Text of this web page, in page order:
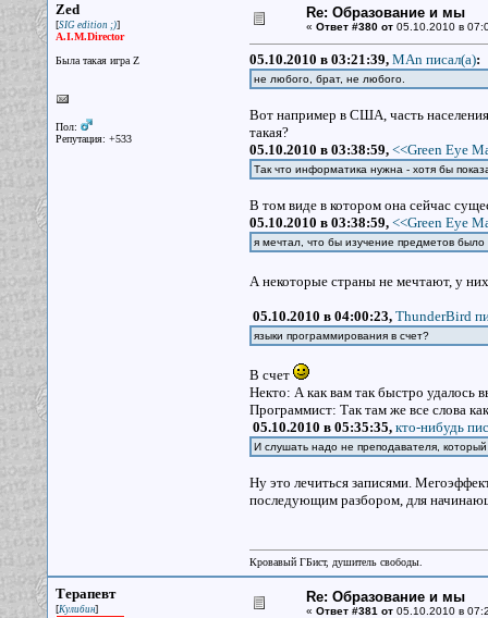
Zed
[SIG edition ;)]
A.I.M.Director
Была такая игра Z
Пол:
Репутация: +533
Re: Образование и мы
« Ответ #380 от05.10.2010 в
05.10.2010 в 03:21:39, MAn писал(a):
не любого, брат, не любого.
Вот например в США, часть
такая?
05.10.2010 в 03:38:59, <<Green Eye
Так что информатика нужна - хотя бы
В том виде в котором она сейчас
05.10.2010 в 03:38:59, <<Green Eye
я мечтал, что бы изучение предметов было
А некоторые страны не мечтают, у
05.10.2010 в 04:00:23, ThunderBird
языки программирования в счет?
В счет
Некто: А как вам так быстро удалось
Программист: Так там же все слова
05.10.2010 в 05:35:35, кто-нибудь
И слушать надо не преподавателя,
Ну это лечиться записями.
последующим разбором, для
Кровавый ГБист, душитель свободы.
Терапевт
[Кулибин]
Re: Образование и мы
« Ответ #381 от05.10.2010 в